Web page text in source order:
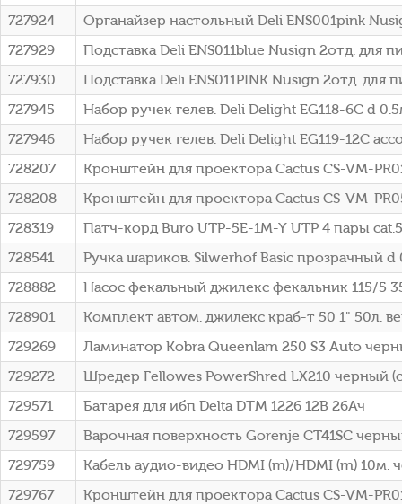
727924
Органайзер настольный Deli ENS001pink
727929
Подставка Deli ENS011blue Nusign 2отд.
727930
Подставка Deli ENS011PINK Nusign 2отд.
727945
Набор ручек гелев. Deli Delight EG118-6C d
727946
Набор ручек гелев. Deli Delight EG119-12C
728207
Кронштейн для проектора Cactus CS-VM-
728208
Кронштейн для проектора Cactus CS-VM-
728319
Патч-корд Buro UTP-5E-1M-Y UTP 4 пары
728541
Ручка шариков. Silwerhof Basic прозрачный
728882
Насос фекальный джилекс фекальник 115/5
728901
Комплект автом. джилекс краб-т 50 1" 50л.
729269
Ламинатор Kobra Queenlam 250 S3 Auto
729272
Шредер Fellowes PowerShred LX210 черный
729571
Батарея для ибп Delta DTM 1226 12В 26Ач
729597
Варочная поверхность Gorenje CT41SC
729759
Кабель аудио-видео HDMI (m)/HDMI (m) 10м.
729767
Кронштейн для проектора Cactus CS-VM-